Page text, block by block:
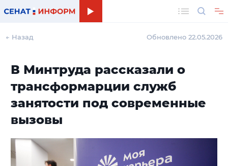
← Назад Обновлено 22.05.2026
В Минтруда рассказали о
трансформарции служб
занятости под современные
вызовы